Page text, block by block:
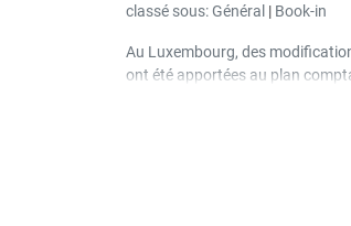
classé sous:Général | Book-in
Au Luxembourg, des
ont été apportées au plan